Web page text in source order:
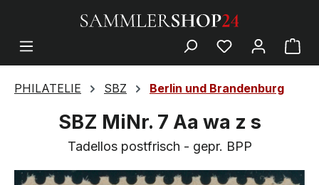
PHILATELIE SBZ Berlin und Brandenburg
SBZ MiNr. 7 Aa wa z s
Tadellos postfrisch - gepr. BPP